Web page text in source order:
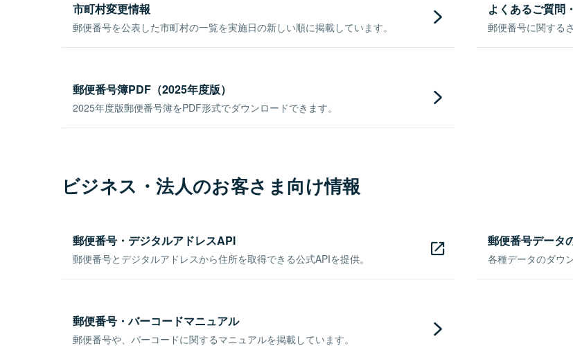
市町村変更情報
郵便番号を公表した市町村の一覧を実施日の新しい順に掲載しています。
よくあるご質問
郵便番号に関する
郵便番号簿PDF（2025年度版）
2025年度版郵便番号簿をPDF形式でダウンロードできます。
ビジネス・法人のお客さま向け情報
郵便番号・デジタルアドレスAPI
郵便番号とデジタルアドレスから住所を取得できる公式APIを提供。
郵便番号データ
各種データのダウ
郵便番号・バーコードマニュアル
郵便番号や、バーコードに関するマニュアルを掲載しています。